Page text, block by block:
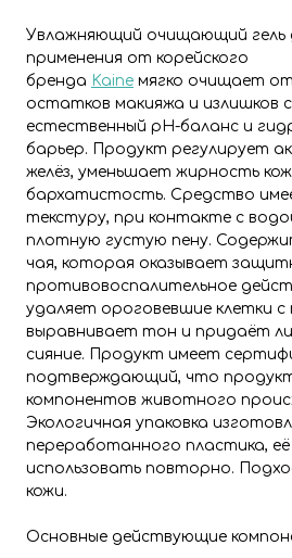
Увлажняющий очищающий гель
применения от корейского
бренда Kaine мягко очищает от
остатков макияжа и излишков
естественный pH-баланс и
барьер. Продукт регулирует
желёз, уменьшает жирность
бархатистость. Средство
текстуру, при контакте с
плотную густую пену.
чая, которая оказывает
противовоспалительное
удаляет ороговевшие клетки с
выравнивает тон и придаёт
сияние. Продукт имеет
подтверждающий, что
компонентов животного
Экологичная упаковка
переработанного пластика,
использовать повторно.
кожи.
Основные действующие